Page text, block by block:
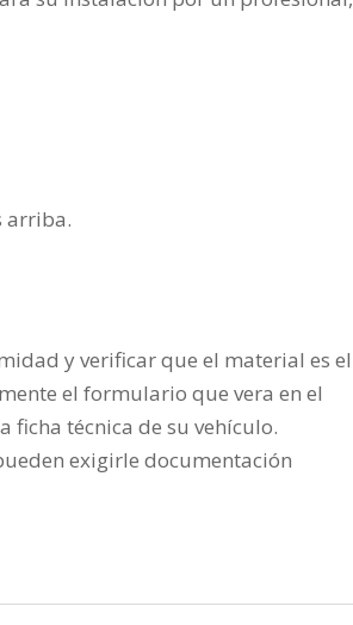
arriba.
y verificar que el material es el
el formulario que vera en el
ficha técnica de su vehículo.
exigirle documentación